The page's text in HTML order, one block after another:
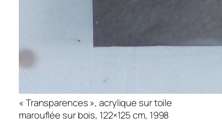
« Transparences », acrylique sur toile
marouflée sur bois, 122×125 cm, 1998